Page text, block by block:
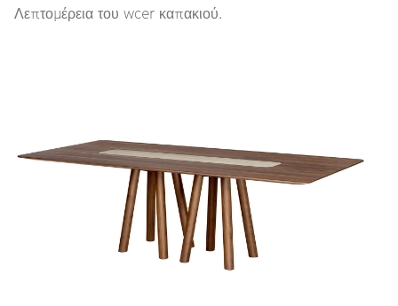
Λεπτομέρεια του wcer καπακιού.